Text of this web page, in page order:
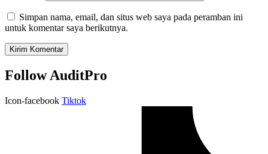
Simpan nama, email, dan situs web saya pada peramban ini
untuk komentar saya berikutnya.
Follow AuditPro
Icon-facebook Tiktok